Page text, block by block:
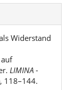
Widerstand
LIMINA -
118–144.